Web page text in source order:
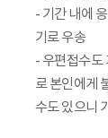
- 기간 내에
기로 우송
- 우편접수도
로 본인에게
수도 있으니